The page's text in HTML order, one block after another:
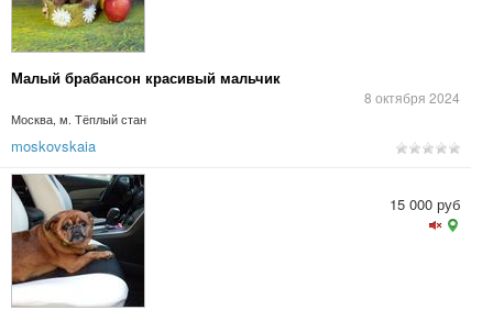
Малый брабансон красивый мальчик
8 октября 2024
Москва, м. Тёплый стан
moskovskaia
15 000 руб